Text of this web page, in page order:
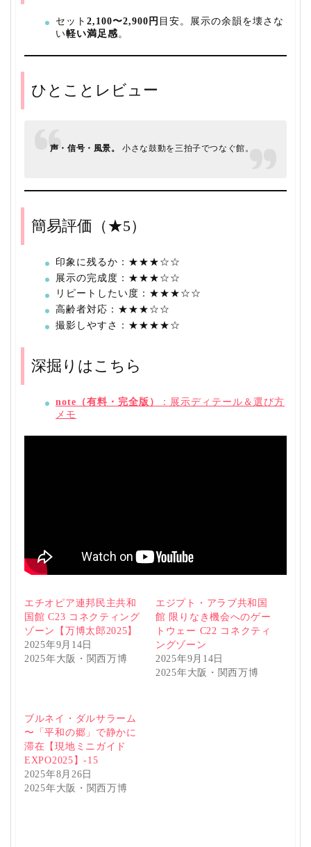
セット 2,100〜2,900円 目安。展示の余韻を壊さな
い軽い満足感。
ひとことレビュー
声・信号・風景。 小さな鼓動を三拍子でつなぐ館。
簡易評価（★5）
印象に残るか：★★★☆☆
展示の完成度：★★★☆☆
リピートしたい度：★★★☆☆
高齢者対応：★★★☆☆
撮影しやすさ：★★★★☆
深掘りはこちら
note（有料・完全版）
：展示ディテール＆選び方
メモ
エチオピア連邦民主共和
国館 C23 コネクティング
ゾーン【万博太郎2025】
2025年9月14日
2025年大阪・関西万博
エジプト・アラブ共和国
館 限りなき機会へのゲー
トウェー C22 コネクティ
ングゾーン
2025年9月14日
2025年大阪・関西万博
ブルネイ・ダルサラーム
〜「平和の郷」で静かに
滞在【現地ミニガイド
EXPO2025】-15
2025年8月26日
2025年大阪・関西万博